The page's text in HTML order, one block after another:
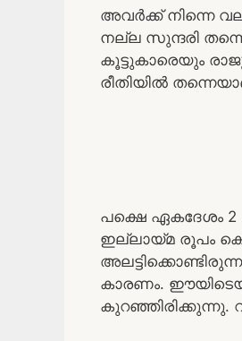
അവർക്ക് നിന്നെ
നല്ല സുന്ദരി
കൂട്ടുകാരെയും
രീതിയിൽ
പക്ഷെ ഏകദേശം
ഇല്ലായ്മ രൂപം
കാരണം.
കുറഞ്ഞിരിക്കുന്നു.